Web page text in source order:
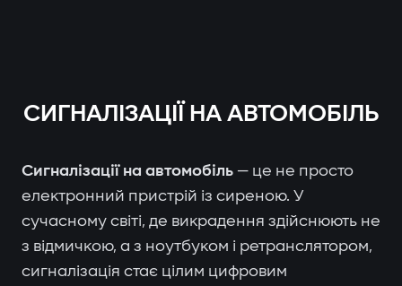
СИГНАЛІЗАЦІЇ НА АВТОМОБІЛЬ
Сигналізації на автомобіль — це не просто
електронний пристрій із сиреною. У
сучасному світі, де викрадення здійснюють не
з відмичкою, а з ноутбуком і ретранслятором,
сигналізація стає цілим цифровим